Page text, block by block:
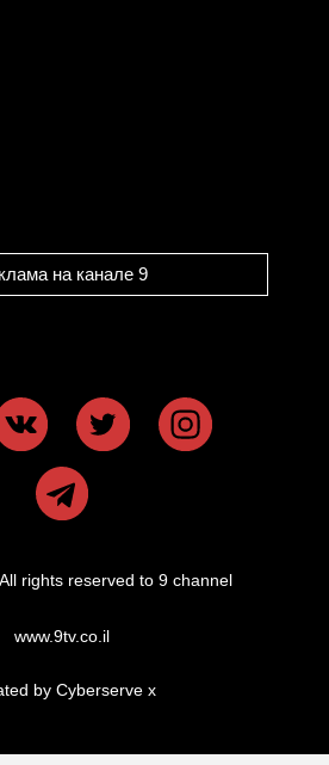
на канале 9
rights reserved to 9 channel
www.9tv.co.il
by Cyberserve x